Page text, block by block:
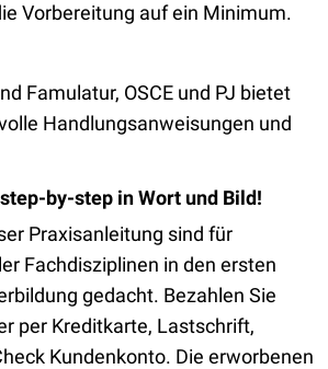
Vorbereitung auf ein Minimum.
Famulatur, OSCE und PJ bietet
Handlungsanweisungen und
by-step in Wort und Bild!
Praxisanleitung sind für
Fachdisziplinen in den ersten
gedacht. Bezahlen Sie
per Kreditkarte, Lastschrift,
Kundenkonto. Die erworbenen